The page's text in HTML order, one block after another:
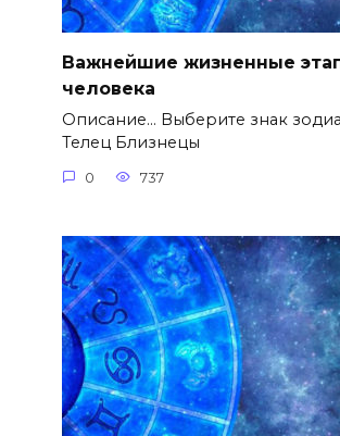
Важнейшие жизненные
человека
Описание… Выберите знак
Телец Близнецы
0 737